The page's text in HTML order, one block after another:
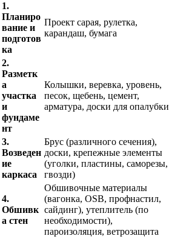
1.
Планиро
вание и
подготов
ка
Проект сарая, рулетка,
карандаш, бумага
2.
Разметк
а
участка
и
фундаме
нт
Колышки, веревка, уровень,
песок, щебень, цемент,
арматура, доски для опалубки
3.
Возведен
ие
каркаса
Брус (различного сечения),
доски, крепежные элементы
(уголки, пластины, саморезы,
гвозди)
4.
Обшивк
а стен
Обшивочные материалы
(вагонка, OSB, профнастил,
сайдинг), утеплитель (по
необходимости),
пароизоляция, ветрозащита